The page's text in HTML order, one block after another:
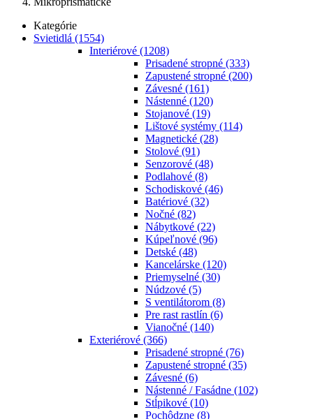
Kategórie
Svietidlá (1554)
Interiérové (1208)
Prisadené stropné (333)
Zapustené stropné (200)
Závesné (161)
Nástenné (120)
Stojanové (19)
Lištové systémy (114)
Magnetické (28)
Stolové (91)
Senzorové (48)
Podlahové (8)
Schodiskové (46)
Batériové (32)
Nočné (82)
Nábytkové (22)
Kúpeľnové (96)
Detské (48)
Kancelárske (120)
Priemyselné (30)
Núdzové (5)
S ventilátorom (8)
Pre rast rastlín (6)
Vianočné (140)
Exteriérové (366)
Prisadené stropné (76)
Zapustené stropné (35)
Závesné (6)
Nástenné / Fasádne (102)
Stĺpikové (10)
Pochôdzne (8)